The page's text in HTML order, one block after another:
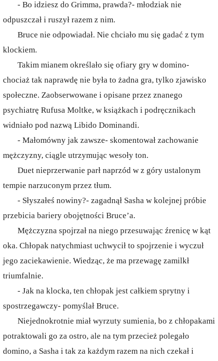
- Bo idziesz do Grimma, prawda?- młodziak nie
odpuszczał i ruszył razem z nim.
Bruce nie odpowiadał. Nie chciało mu się gadać z tym
klockiem.
Takim mianem określało się ofiary gry w domino-
chociaż tak naprawdę nie była to żadna gra, tylko zjawisko
społeczne. Zaobserwowane i opisane przez znanego
psychiatrę Rufusa Moltke, w książkach i podręcznikach
widniało pod nazwą Libido Dominandi.
- Małomówny jak zawsze- skomentował zachowanie
mężczyzny, ciągle utrzymując wesoły ton.
Duet nieprzerwanie parł naprzód w z góry ustalonym
tempie narzuconym przez tłum.
- Słyszałeś nowiny?- zagadnął Sasha w kolejnej próbie
przebicia bariery obojętności Bruce’a.
Mężczyzna spojrzał na niego przesuwając źrenicę w kąt
oka. Chłopak natychmiast uchwycił to spojrzenie i wyczuł
jego zaciekawienie. Wiedząc, że ma przewagę zamilkł
triumfalnie.
- Jak na klocka, ten chłopak jest całkiem sprytny i
spostrzegawczy- pomyślał Bruce.
Niejednokrotnie miał wyrzuty sumienia, bo z chłopakami
potraktowali go za ostro, ale na tym przecież polegało
domino, a Sasha i tak za każdym razem na nich czekał i